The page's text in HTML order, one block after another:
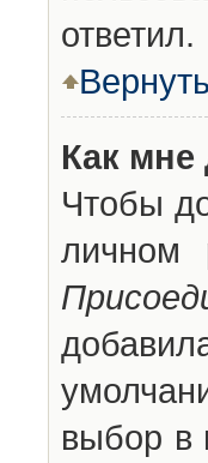
ответил.
Как
Чтобы
личном
выбор в